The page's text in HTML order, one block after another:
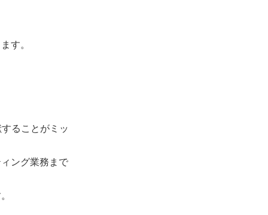
す。
ることがミッ
ング業務まで